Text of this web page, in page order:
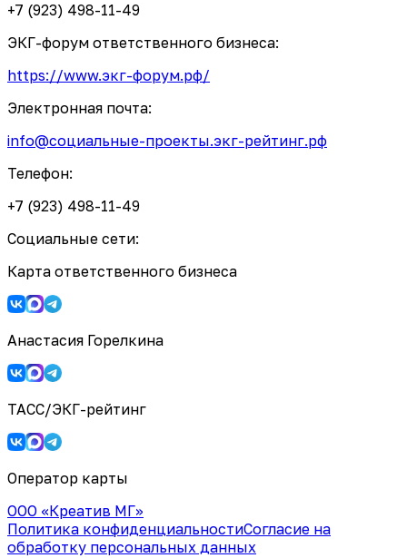
+7 (923) 498-11-49
ЭКГ-форум ответственного бизнеса:
https://www.экг-форум.рф/
Электронная почта:
info@социальные-проекты.экг-рейтинг.рф
Телефон:
+7 (923) 498-11-49
Социальные сети:
Карта ответственного бизнеса
Анастасия Горелкина
ТАСС/ЭКГ-рейтинг
Оператор карты
ООО «Креатив МГ»
Политика конфиденциальностиСогласие на
обработку персональных данных